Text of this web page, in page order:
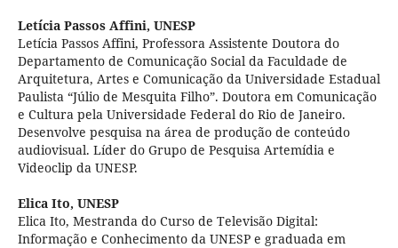
Letícia Passos Affini, UNESP
Letícia Passos Affini, Professora Assistente Doutora do
Departamento de Comunicação Social da Faculdade de
Arquitetura, Artes e Comunicação da Universidade Estadual
Paulista “Júlio de Mesquita Filho”. Doutora em Comunicação
e Cultura pela Universidade Federal do Rio de Janeiro.
Desenvolve pesquisa na área de produção de conteúdo
audiovisual. Líder do Grupo de Pesquisa Artemídia e
Videoclip da UNESP.
Elica Ito, UNESP
Elica Ito, Mestranda do Curso de Televisão Digital:
Informação e Conhecimento da UNESP e graduada em